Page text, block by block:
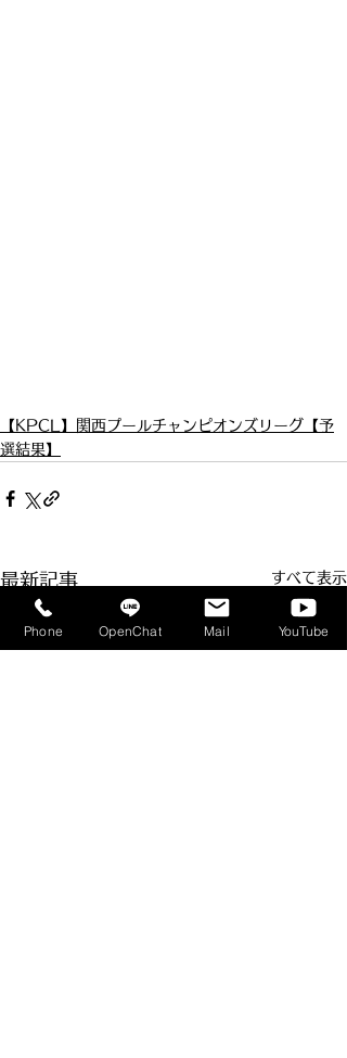
【KPCL】関西プールチャンピオンズリーグ【予
選結果】
最新記事 すべて表示
Phone OpenChat Mail YouTube